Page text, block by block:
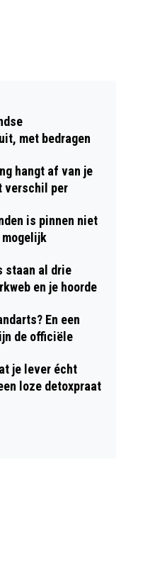
met bedragen
hangt af van je
verschil per
is pinnen niet
staan al drie
en je hoorde
En een
de officiële
je lever écht
loze detoxpraat